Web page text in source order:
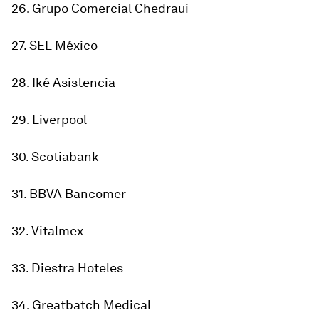
26. Grupo Comercial Chedraui
27. SEL México
28. Iké Asistencia
29. Liverpool
30. Scotiabank
31. BBVA Bancomer
32. Vitalmex
33. Diestra Hoteles
34. Greatbatch Medical